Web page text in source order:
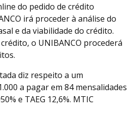
do pedido de crédito
irá proceder à análise do
e da viabilidade do crédito.
o UNIBANCO procederá
diz respeito a um
a pagar em 84 mensalidades
e TAEG 12,6%. MTIC